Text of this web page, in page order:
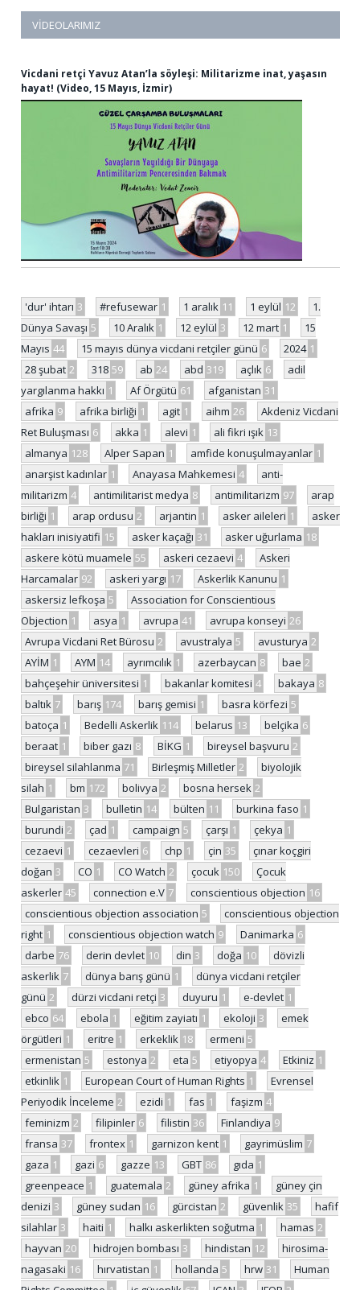
VIDEOLARIMIZ
Vicdani retçi Yavuz Atan’la söyleşi: Militarizme inat, yaşasın
hayat! (Video, 15 Mayıs, İzmir)
'dur' ihtarı 3 #refusewar 1 1 aralık 11 1 eylül 12
1.
Dünya Savaşı 5 10 Aralık 1 12 eylül 3 12 mart 1
15
Mayıs 44 15 mayıs dünya vicdani retçiler günü 6 2024 1
28 şubat 2 318 59 ab 24 abd 319 açlık 6
adil
yargılanma hakkı 1 Af Örgütü 61 afganistan 31
afrika 9 afrika birliği 1 agit 1 aihm 26
Akdeniz Vicdani
Ret Buluşması 6 akka 1 alevi 1 ali fikri ışık 13
almanya 128 Alper Sapan 1 amfide konuşulmayanlar 1
anarşist kadınlar 1 Anayasa Mahkemesi 4
anti-
militarizm 4 antimilitarist medya 8 antimilitarizm 97
arap
birliği 1 arap ordusu 2 arjantin 1 asker aileleri 1
asker
hakları inisiyatifi 15 asker kaçağı 31 asker uğurlama 18
askere kötü muamele 55 askeri cezaevi 4
Askeri
Harcamalar 92 askeri yargı 17 Askerlik Kanunu 1
askersiz lefkoşa 5
Association for Conscientious
Objection 1 asya 1 avrupa 41 avrupa konseyi 26
Avrupa Vicdani Ret Bürosu 2 avustralya 5 avusturya 2
AYİM 1 AYM 14 ayrımcılık 1 azerbaycan 8 bae 2
bahçeşehir üniversitesi 1 bakanlar komitesi 4 bakaya 8
baltık 7 barış 174 barış gemisi 1 basra körfezi 5
batoça 1 Bedelli Askerlik 114 belarus 13 belçika 6
beraat 1 biber gazı 8 BİKG 1 bireysel başvuru 2
bireysel silahlanma 71 Birleşmiş Milletler 2
biyolojik
silah 1 bm 172 bolivya 2 bosna hersek 2
Bulgaristan 3 bulletin 14 bülten 11 burkina faso 1
burundi 2 çad 1 campaign 5 çarşı 1 çekya 1
cezaevi 1 cezaevleri 6 chp 1 çin 35
çınar koçgiri
doğan 3 CO 1 CO Watch 2 çocuk 150
Çocuk
askerler 45 connection e.V 7 conscientious objection 16
conscientious objection association 5
conscientious objection
right 1 conscientious objection watch 9 Danimarka 6
darbe 76 derin devlet 10 din 3 doğa 10
dövizli
askerlik 7 dünya barış günü 1
dünya vicdani retçiler
günü 2 dürzi vicdani retçi 3 duyuru 1 e-devlet 1
ebco 64 ebola 1 eğitim zayiatı 1 ekoloji 3
emek
örgütleri 1 eritre 1 erkeklik 18 ermeni 5
ermenistan 5 estonya 2 eta 5 etiyopya 4 Etkiniz 1
etkinlik 1 European Court of Human Rights 1
Evrensel
Periyodik İnceleme 2 ezidi 1 fas 1 faşizm 4
feminizm 2 filipinler 6 filistin 36 Finlandiya 9
fransa 37 frontex 1 garnizon kent 1 gayrimüslim 7
gaza 1 gazi 6 gazze 13 GBT 86 gıda 1
greenpeace 1 guatemala 2 güney afrika 1
güney çin
denizi 3 güney sudan 16 gürcistan 2 güvenlik 35
hafif
silahlar 3 haiti 1 halkı askerlikten soğutma 1 hamas 2
hayvan 20 hidrojen bombası 3 hindistan 12
hirosima-
nagasaki 16 hırvatistan 1 hollanda 5 hrw 31
Human